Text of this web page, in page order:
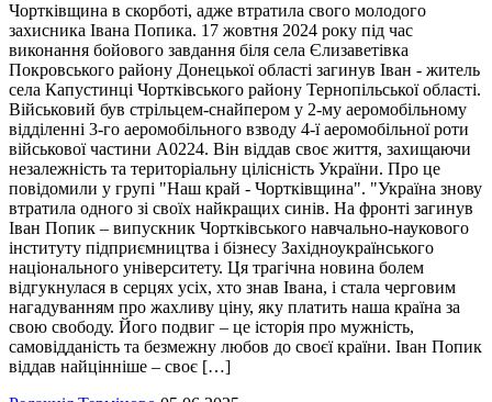
Чортківщина в скорботі, адже втратила свого молодого
захисника Івана Попика. 17 жовтня 2024 року під час
виконання бойового завдання біля села Єлизаветівка
Покровського району Донецької області загинув Іван - житель
села Капустинці Чортківського району Тернопільської області.
Військовий був стрільцем-снайпером у 2-му аеромобільному
відділенні 3-го аеромобільного взводу 4-ї аеромобільної роти
військової частини А0224. Він віддав своє життя, захищаючи
незалежність та територіальну цілісність України. Про це
повідомили у групі "Наш край - Чортківщина". "Україна знову
втратила одного зі своїх найкращих синів. На фронті загинув
Іван Попик – випускник Чортківського навчально-наукового
інституту підприємництва і бізнесу Західноукраїнського
національного університету. Ця трагічна новина болем
відгукнулася в серцях усіх, хто знав Івана, і стала черговим
нагадуванням про жахливу ціну, яку платить наша країна за
свою свободу. Його подвиг – це історія про мужність,
самовідданість та безмежну любов до своєї країни. Іван Попик
віддав найцінніше – своє […]